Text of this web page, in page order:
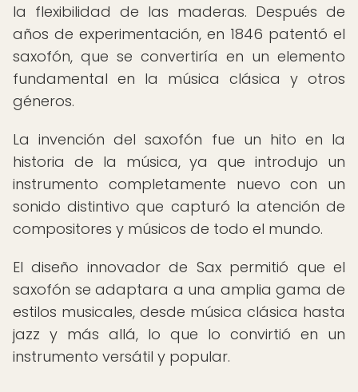
la flexibilidad de las maderas. Después de
años de experimentación, en 1846 patentó el
saxofón, que se convertiría en un elemento
fundamental en la música clásica y otros
géneros.
La invención del saxofón fue un hito en la
historia de la música, ya que introdujo un
instrumento completamente nuevo con un
sonido distintivo que capturó la atención de
compositores y músicos de todo el mundo.
El diseño innovador de Sax permitió que el
saxofón se adaptara a una amplia gama de
estilos musicales, desde música clásica hasta
jazz y más allá, lo que lo convirtió en un
instrumento versátil y popular.